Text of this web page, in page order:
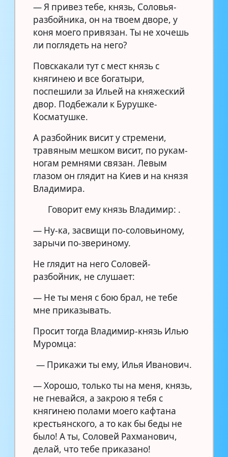
— Я привез тебе, князь, Соловья-
разбойника, он на твоем дворе, у
коня моего привязан. Ты не хочешь
ли поглядеть на него?
Повскакали тут с мест князь с
княгинею и все богатыри,
поспешили за Ильей на княжеский
двор. Подбежали к Бурушке-
Косматушке.
А разбойник висит у стремени,
травяным мешком висит, по рукам-
ногам ремнями связан. Левым
глазом он глядит на Киев и на князя
Владимира.
Говорит ему князь Владимир: .
— Ну-ка, засвищи по-соловьиному,
зарычи по-звериному.
Не глядит на него Соловей-
разбойник, не слушает:
— Не ты меня с бою брал, не тебе
мне приказывать.
Просит тогда Владимир-князь Илью
Муромца:
— Прикажи ты ему, Илья Иванович.
— Хорошо, только ты нa меня, князь,
не гневайся, а закрою я тебя с
княгинею полами моего кафтана
крестьянского, а то как бы беды не
было! А ты, Соловей Рахманович,
делай, что тебе приказано!